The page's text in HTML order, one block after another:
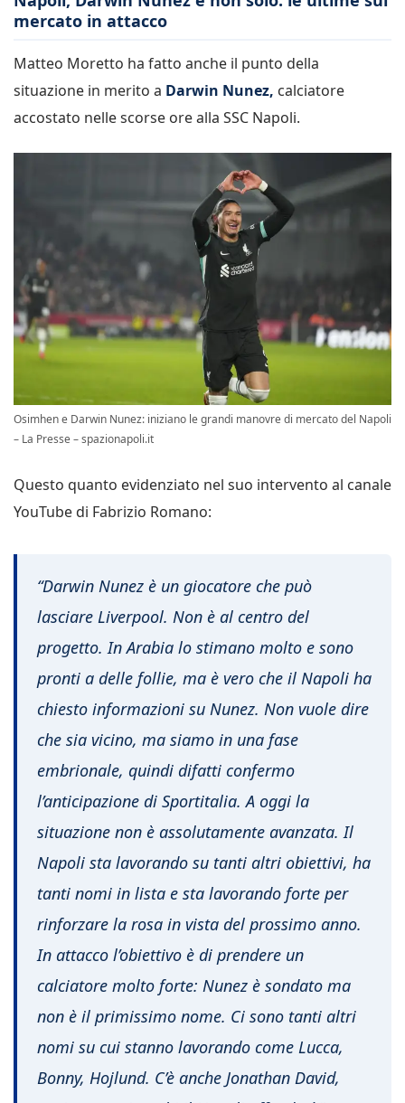
mercato in attacco
Matteo Moretto ha fatto anche il punto della
situazione in merito a Darwin Nunez, calciatore
accostato nelle scorse ore alla SSC Napoli.
Osimhen e Darwin Nunez: iniziano le grandi manovre di mercato del Napoli
– La Presse – spazionapoli.it
Questo quanto evidenziato nel suo intervento al canale
YouTube di Fabrizio Romano:
“Darwin Nunez è un giocatore che può
lasciare Liverpool. Non è al centro del
progetto. In Arabia lo stimano molto e sono
pronti a delle follie, ma è vero che il Napoli ha
chiesto informazioni su Nunez. Non vuole dire
che sia vicino, ma siamo in una fase
embrionale, quindi difatti confermo
l’anticipazione di Sportitalia. A oggi la
situazione non è assolutamente avanzata. Il
Napoli sta lavorando su tanti altri obiettivi, ha
tanti nomi in lista e sta lavorando forte per
rinforzare la rosa in vista del prossimo anno.
In attacco l’obiettivo è di prendere un
calciatore molto forte: Nunez è sondato ma
non è il primissimo nome. Ci sono tanti altri
nomi su cui stanno lavorando come Lucca,
Bonny, Hojlund. C’è anche Jonathan David,